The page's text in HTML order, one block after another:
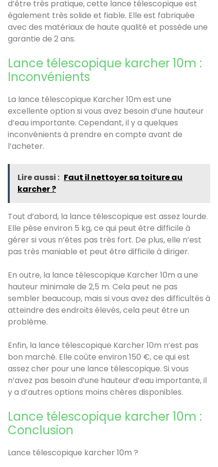
d’être très pratique, cette lance télescopique est
également très solide et fiable. Elle est fabriquée
avec des matériaux de haute qualité et possède une
garantie de 2 ans.
Lance télescopique karcher 10m :
Inconvénients
La lance télescopique Karcher 10m est une
excellente option si vous avez besoin d’une hauteur
d’eau importante. Cependant, il y a quelques
inconvénients à prendre en compte avant de
l’acheter.
Lire aussi : Faut il nettoyer sa toiture au
karcher ?
Tout d’abord, la lance télescopique est assez lourde.
Elle pèse environ 5 kg, ce qui peut être difficile à
gérer si vous n’êtes pas très fort. De plus, elle n’est
pas très maniable et peut être difficile à diriger.
En outre, la lance télescopique Karcher 10m a une
hauteur minimale de 2,5 m. Cela peut ne pas
sembler beaucoup, mais si vous avez des difficultés à
atteindre des endroits élevés, cela peut être un
problème.
Enfin, la lance télescopique Karcher 10m n’est pas
bon marché. Elle coûte environ 150 €, ce qui est
assez cher pour une lance télescopique. Si vous
n’avez pas besoin d’une hauteur d’eau importante, il
y a d’autres options moins chères disponibles.
Lance télescopique karcher 10m :
Conclusion
Lance télescopique karcher 10m ?